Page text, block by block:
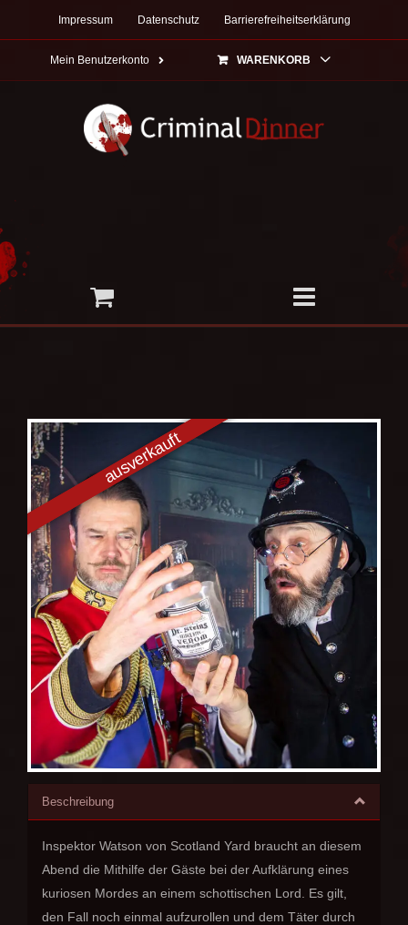
Impressum Datenschutz Barrierefreiheitserklärung
Mein Benutzerkonto WARENKORB
Beschreibung
Inspektor Watson von Scotland Yard braucht an diesem
Abend die Mithilfe der Gäste bei der Aufklärung eines
kuriosen Mordes an einem schottischen Lord. Es gilt,
den Fall noch einmal aufzurollen und dem Täter durch